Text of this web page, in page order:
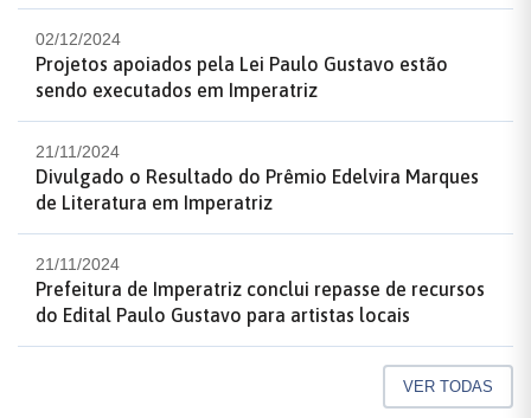
02/12/2024
Projetos apoiados pela Lei Paulo Gustavo estão
sendo executados em Imperatriz
21/11/2024
Divulgado o Resultado do Prêmio Edelvira Marques
de Literatura em Imperatriz
21/11/2024
Prefeitura de Imperatriz conclui repasse de recursos
do Edital Paulo Gustavo para artistas locais
VER TODAS